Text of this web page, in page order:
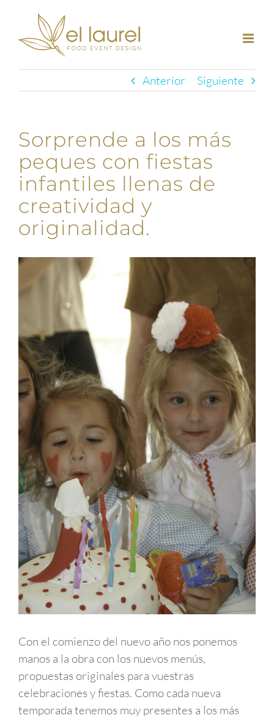
contenido
Anterior Siguiente
Sorprende a los más
peques con fiestas
infantiles llenas de
creatividad y
originalidad.
Con el comienzo del nuevo año nos ponemos
manos a la obra con los nuevos menús,
propuestas originales para vuestras
celebraciones y fiestas. Como cada nueva
temporada tenemos muy presentes a los más